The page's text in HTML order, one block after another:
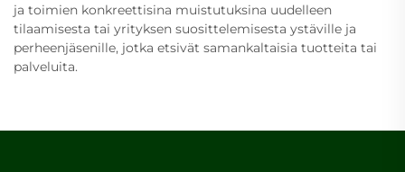
ja toimien konkreettisina muistutuksina uudelleen
tilaamisesta tai yrityksen suosittelemisesta ystäville ja
perheenjäsenille, jotka etsivät samankaltaisia tuotteita tai
palveluita.